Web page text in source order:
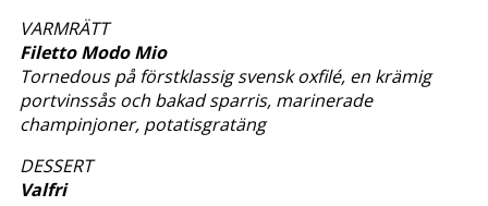
VARMRÄTT
Filetto Modo Mio
Tornedous på förstklassig svensk oxfilé, en krämig
portvinssås och bakad sparris, marinerade
champinjoner, potatisgratäng
DESSERT
Valfri